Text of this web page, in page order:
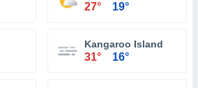
27° 19°
Kangaroo Island
31° 16°